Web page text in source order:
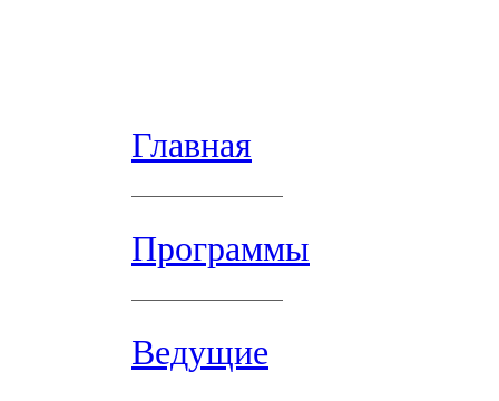
Главная
Программы
Ведущие